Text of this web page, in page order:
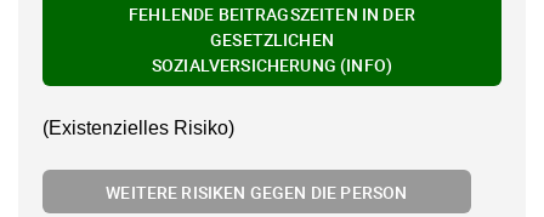
FEHLENDE BEITRAGSZEITEN IN DER
GESETZLICHEN
SOZIALVERSICHERUNG (INFO)
(Existenzielles Risiko)
WEITERE RISIKEN GEGEN DIE PERSON